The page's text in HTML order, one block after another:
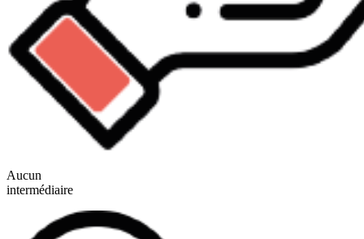
Aucun
intermédiaire